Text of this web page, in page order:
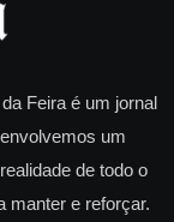
Feira é um jornal
um
de todo o
manter e reforçar.